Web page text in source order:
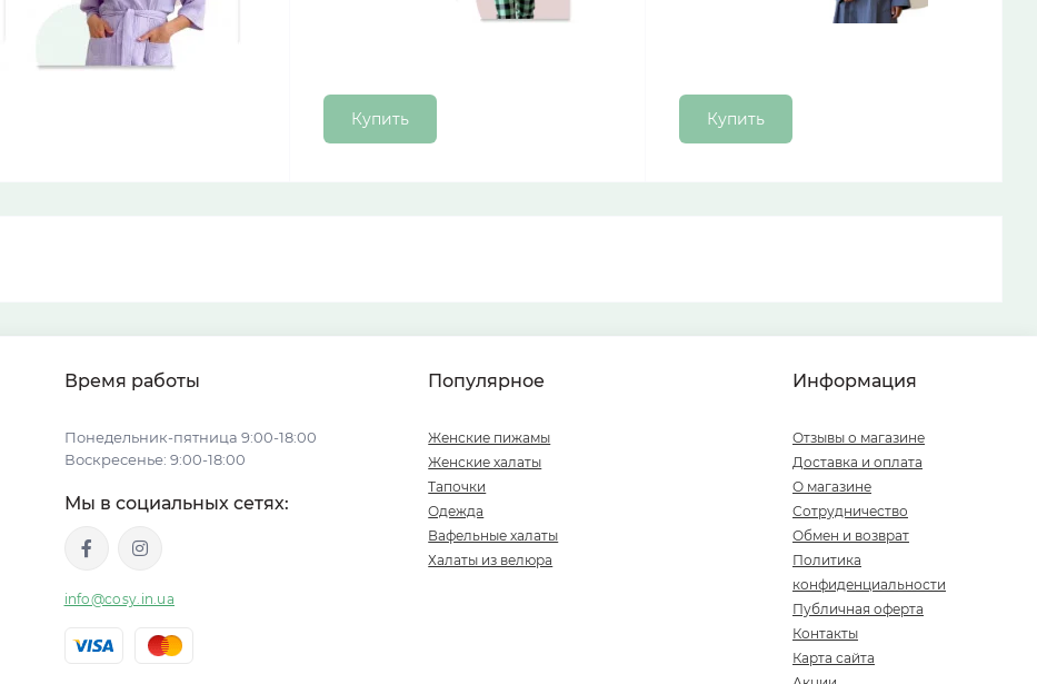
Купить Купить
Время работы
Понедельник-пятница 9:00-18:00
Воскресенье: 9:00-18:00
Мы в социальных сетях:
info@cosy.in.ua
Популярное
Женские пижамы
Женские халаты
Тапочки
Одежда
Вафельные халаты
Халаты из велюра
Информация
Отзывы о магазине
Доставка и оплата
О магазине
Сотрудничество
Обмен и возврат
Политика
конфиденциальности
Публичная оферта
Контакты
Карта сайта